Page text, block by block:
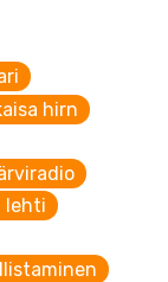
hirn
lehti